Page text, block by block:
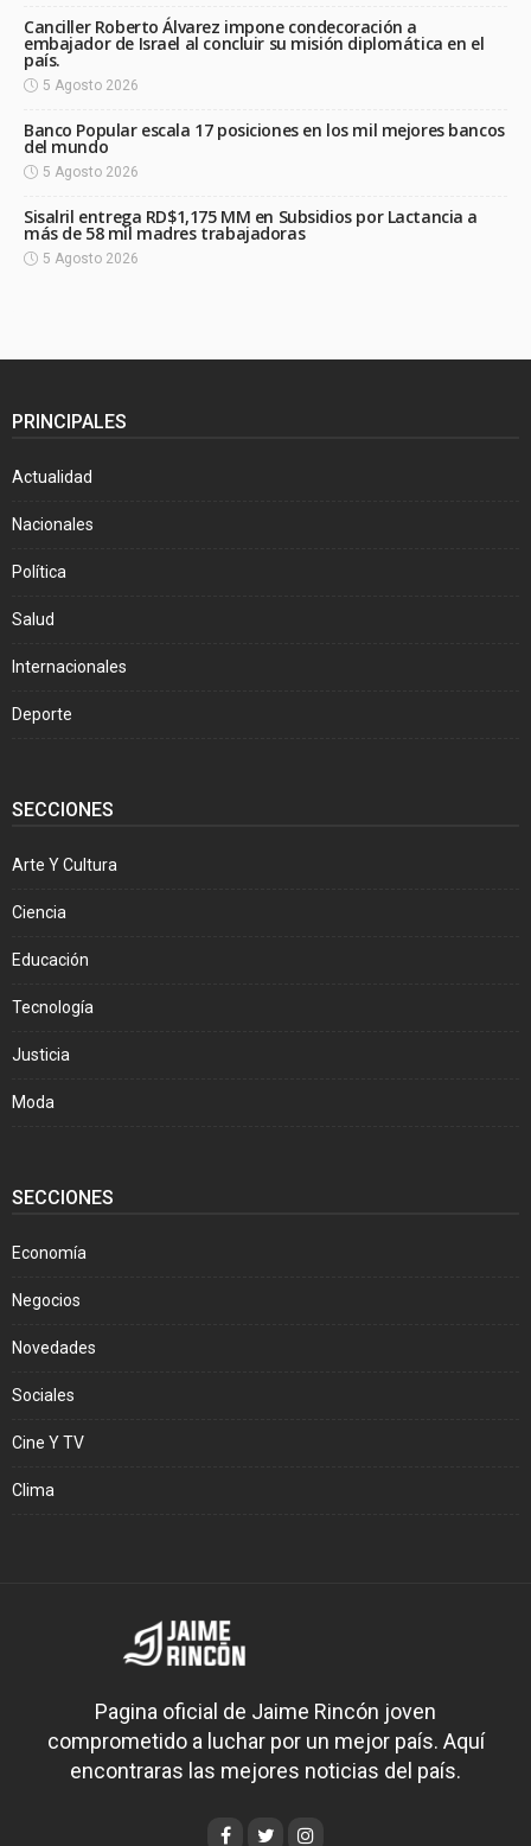
Canciller Roberto Álvarez impone condecoración a
embajador de Israel al concluir su misión diplomática en el
país.
5 Agosto 2026
Banco Popular escala 17 posiciones en los mil mejores bancos
del mundo
5 Agosto 2026
Sisalril entrega RD$1,175 MM en Subsidios por Lactancia a
más de 58 mil madres trabajadoras
5 Agosto 2026
PRINCIPALES
Actualidad
Nacionales
Política
Salud
Internacionales
Deporte
SECCIONES
Arte Y Cultura
Ciencia
Educación
Tecnología
Justicia
Moda
SECCIONES
Economía
Negocios
Novedades
Sociales
Cine Y TV
Clima
Pagina oficial de Jaime Rincón joven
comprometido a luchar por un mejor país. Aquí
encontraras las mejores noticias del país.